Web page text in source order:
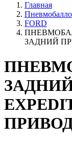
Главная
FORD
ЗАДНИЙ
ЗАДНИЙ